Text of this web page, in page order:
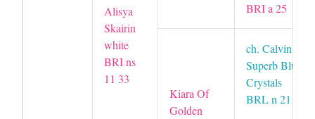
Alisya
Skairin
white
BRI ns
11 33
BRI a 25
Kiara Of
Golden
ch. Calvin
Superb Blue
Crystals
BRL n 21 33